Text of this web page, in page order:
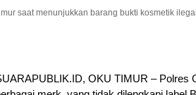
saat menunjukkan barang bukti kosmetik ilegal.
OKU TIMUR – Polres